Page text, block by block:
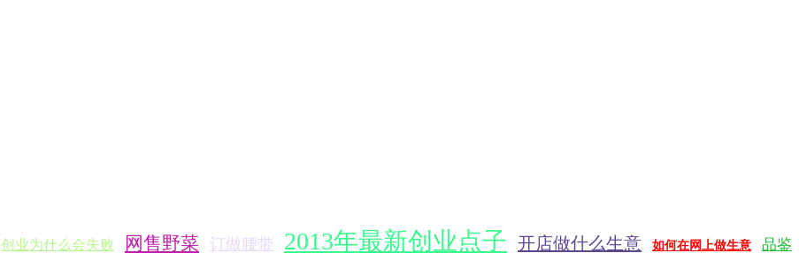
创业为什么会失败 网售野菜 订做腰带 2013年最新创业点子 开店做什么生意 如何在网上做生意 品鉴